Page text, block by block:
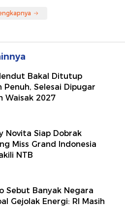
Bakal Ditutup
Penuh, Selesai Dipugar
Waisak 2027
Novita Siap Dobrak
Miss Grand Indonesia
NTB
Sebut Banyak Negara
Gejolak Energi: RI Masih